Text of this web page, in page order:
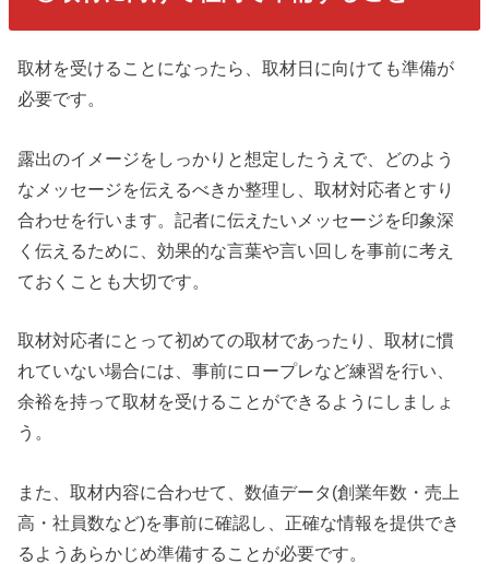
取材を受けることになったら、取材日に向けても準備が
必要です。
露出のイメージをしっかりと想定したうえで、どのよう
なメッセージを伝えるべきか整理し、取材対応者とすり
合わせを行います。記者に伝えたいメッセージを印象深
く伝えるために、効果的な言葉や言い回しを事前に考え
ておくことも大切です。
取材対応者にとって初めての取材であったり、取材に慣
れていない場合には、事前にロープレなど練習を行い、
余裕を持って取材を受けることができるようにしましょ
う。
また、取材内容に合わせて、数値データ(創業年数・売上
高・社員数など)を事前に確認し、正確な情報を提供でき
るようあらかじめ準備することが必要です。